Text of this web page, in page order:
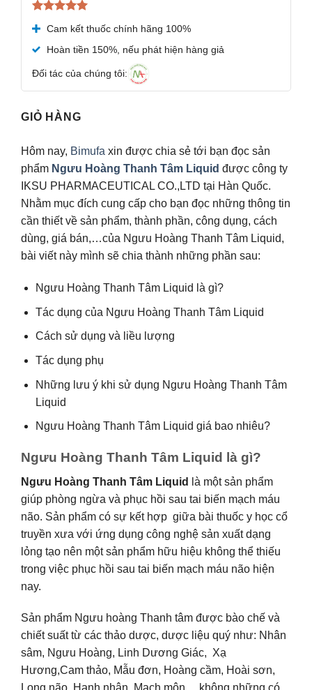
Được xếp
hạng5.00
5 sao
Cam kết thuốc chính hãng 100%
Hoàn tiền 150%, nếu phát hiện hàng giả
Đối tác của chúng tôi:
GIỎ HÀNG
Hôm nay, Bimufa xin được chia sẻ tới bạn đọc sản
phẩm Ngưu Hoàng Thanh Tâm Liquid được công ty
IKSU PHARMACEUTICAL CO.,LTD tại Hàn Quốc.
Nhằm mục đích cung cấp cho bạn đọc những thông tin
cần thiết về sản phẩm, thành phần, công dụng, cách
dùng, giá bán,…của Ngưu Hoàng Thanh Tâm Liquid,
bài viết này mình sẽ chia thành những phần sau:
Ngưu Hoàng Thanh Tâm Liquid là gì?
Tác dụng của Ngưu Hoàng Thanh Tâm Liquid
Cách sử dụng và liều lượng
Tác dụng phụ
Những lưu ý khi sử dụng Ngưu Hoàng Thanh Tâm
Liquid
Ngưu Hoàng Thanh Tâm Liquid giá bao nhiêu?
Ngưu Hoàng Thanh Tâm Liquid là gì?
Ngưu Hoàng Thanh Tâm Liquid
là một sản phẩm
giúp phòng ngừa và phục hồi sau tai biến mạch máu
não. Sản phẩm có sự kết hợp giữa bài thuốc y học cổ
truyền xưa với ứng dụng công nghệ sản xuất dạng
lỏng tạo nên một sản phẩm hữu hiệu không thể thiếu
trong việc phục hồi sau tai biến mạch máu não hiện
nay.
Sản phẩm Ngưu hoàng Thanh tâm được bào chế và
chiết suất từ các thảo dược, dược liệu quý như: Nhân
sâm, Ngưu Hoàng, Linh Dương Giác, Xạ
Hương,Cam thảo, Mẫu đơn, Hoàng cầm, Hoài sơn,